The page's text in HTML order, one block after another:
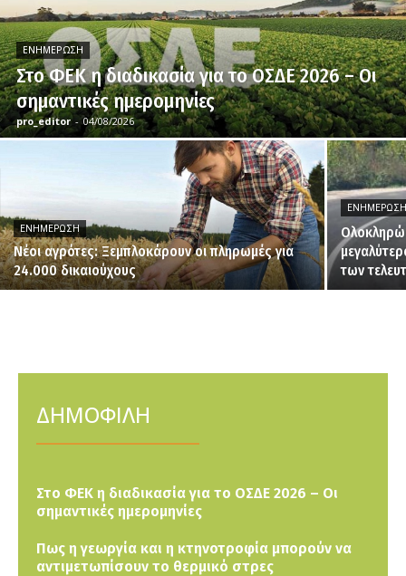
ΕΝΗΜΈΡΩΣΗ
Στο ΦΕΚ η διαδικασία για το ΟΣΔΕ 2026 – Οι
σημαντικές ημερομηνίες
pro_editor - 04/08/2026
ΕΝΗΜΈΡΩΣΗ
Νέοι αγρότες: Ξεμπλοκάρουν οι πληρωμές για
24.000 δικαιούχους
των
ΔΗΜΟΦΙΛΗ
Στο ΦΕΚ η διαδικασία για το ΟΣΔΕ 2026 – Οι
σημαντικές ημερομηνίες
Πως η γεωργία και η κτηνοτροφία μπορούν να
αντιμετωπίσουν το θερμικό στρες